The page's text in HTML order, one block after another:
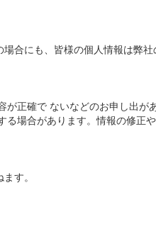
合にも、皆様の個人情報は弊
正確で ないなどのお申し出が
場合があります。情報の修正
す。